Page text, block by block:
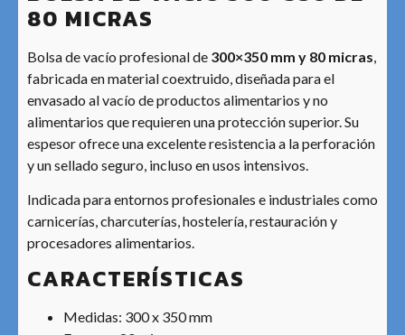
80 MICRAS
Bolsa de vacío profesional de 300×350 mm y 80 micras
fabricada en material coextruido, diseñada para el
envasado al vacío de productos alimentarios y no
alimentarios que requieren una protección superior. Su
espesor ofrece una excelente resistencia a la perforación
y un sellado seguro, incluso en usos intensivos.
Indicada para entornos profesionales e industriales como
carnicerías, charcuterías, hostelería, restauración y
procesadores alimentarios.
CARACTERÍSTICAS
Medidas: 300 x 350 mm